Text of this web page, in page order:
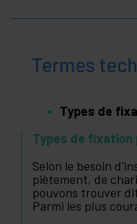
Termes
Types de
Types de fixation
Selon le besoin
piètement, de
pouvons trouver
Parmi les plus